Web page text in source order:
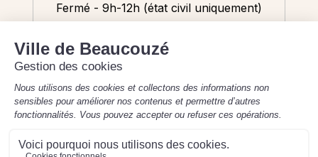
Fermé - 9h-12h (état civil uniquement)